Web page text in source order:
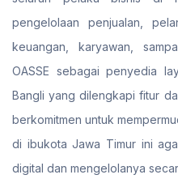
pengelolaan penjualan,
keuangan, karyawan,
OASSE sebagai penyedia
Bangli yang dilengkapi fitur
berkomitmen untuk
di ibukota Jawa Timur ini
digital dan mengelolanya